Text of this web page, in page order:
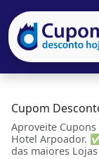
Cupom
Aproveite
Hotel Arpoador.
das maiores